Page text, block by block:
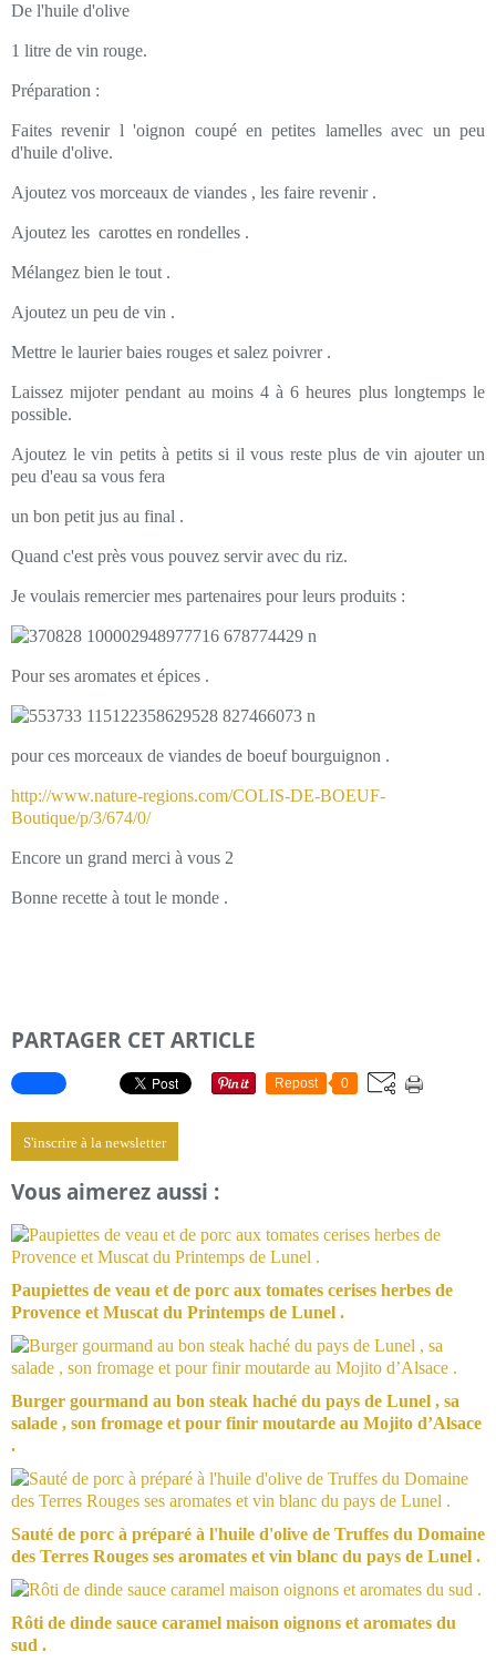
De l'huile d'olive
1 litre de vin rouge.
Préparation :
Faites revenir l 'oignon coupé en petites lamelles avec un peu
d'huile d'olive.
Ajoutez vos morceaux de viandes , les faire revenir .
Ajoutez les carottes en rondelles .
Mélangez bien le tout .
Ajoutez un peu de vin .
Mettre le laurier baies rouges et salez poivrer .
Laissez mijoter pendant au moins 4 à 6 heures plus longtemps le
possible.
Ajoutez le vin petits à petits si il vous reste plus de vin ajouter un
peu d'eau sa vous fera
un bon petit jus au final .
Quand c'est près vous pouvez servir avec du riz.
Je voulais remercier mes partenaires pour leurs produits :
Pour ses aromates et épices .
pour ces morceaux de viandes de boeuf bourguignon .
http://www.nature-regions.com/COLIS-DE-BOEUF-
Boutique/p/3/674/0/
Encore un grand merci à vous 2
Bonne recette à tout le monde .
PARTAGER CET ARTICLE
Repost 0
S'inscrire à la newsletter
Vous aimerez aussi :
Paupiettes de veau et de porc aux tomates cerises herbes de
Provence et Muscat du Printemps de Lunel .
Burger gourmand au bon steak haché du pays de Lunel , sa
salade , son fromage et pour finir moutarde au Mojito d’Alsace
.
Sauté de porc à préparé à l'huile d'olive de Truffes du Domaine
des Terres Rouges ses aromates et vin blanc du pays de Lunel .
Rôti de dinde sauce caramel maison oignons et aromates du
sud .